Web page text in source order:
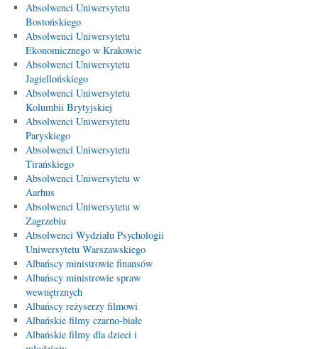
Absolwenci Uniwersytetu
Bostońskiego
Absolwenci Uniwersytetu
Ekonomicznego w Krakowie
Absolwenci Uniwersytetu
Jagiellońskiego
Absolwenci Uniwersytetu
Kolumbii Brytyjskiej
Absolwenci Uniwersytetu
Paryskiego
Absolwenci Uniwersytetu
Tirańskiego
Absolwenci Uniwersytetu w
Aarhus
Absolwenci Uniwersytetu w
Zagrzebiu
Absolwenci Wydziału Psychologii
Uniwersytetu Warszawskiego
Albańscy ministrowie finansów
Albańscy ministrowie spraw
wewnętrznych
Albańscy reżyserzy filmowi
Albańskie filmy czarno-białe
Albańskie filmy dla dzieci i